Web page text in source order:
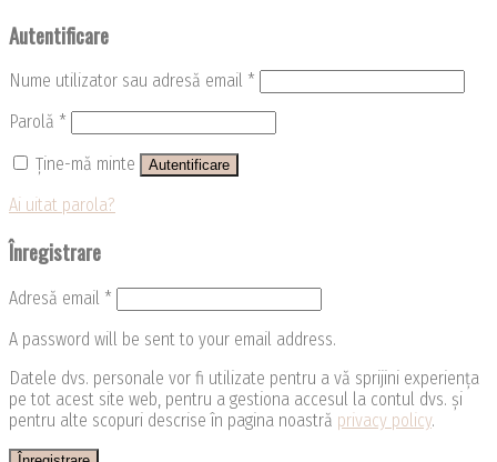
Autentificare
Nume utilizator sau adresă email *
Parolă *
Ține-mă minte
Autentificare
Ai uitat parola?
Înregistrare
Adresă email *
A password will be sent to your email address.
Datele dvs. personale vor fi utilizate pentru a vă sprijini experiența
pe tot acest site web, pentru a gestiona accesul la contul dvs. și
pentru alte scopuri descrise în pagina noastră privacy policy.